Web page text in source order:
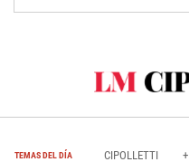
TEMAS DEL DÍA CIPOLLETTI